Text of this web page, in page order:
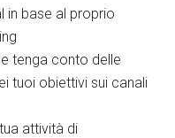
in base al proprio
tenga conto delle
tuoi obiettivi sui canali
attività di